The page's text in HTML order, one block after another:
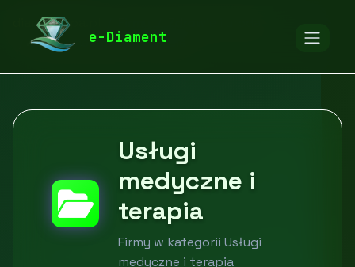
e-Diament
diamentspa.pl
Usługi medyczne i terapia
Usługi
medyczne i
terapia
Firmy w kategorii Usługi
medyczne i terapia